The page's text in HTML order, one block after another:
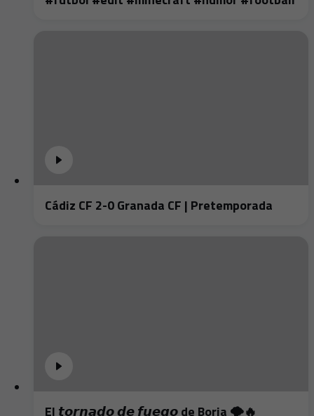
Cádiz CF 2-0 Granada CF | Pretemporada
El 𝙩𝙤𝙧𝙣𝙖𝙙𝙤 𝙙𝙚 𝙛𝙪𝙚𝙜𝙤 de Borja 🌪️🔥